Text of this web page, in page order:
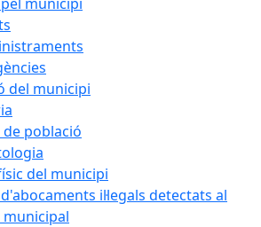
del municipi
de població
del municipi
il·legals detectats al